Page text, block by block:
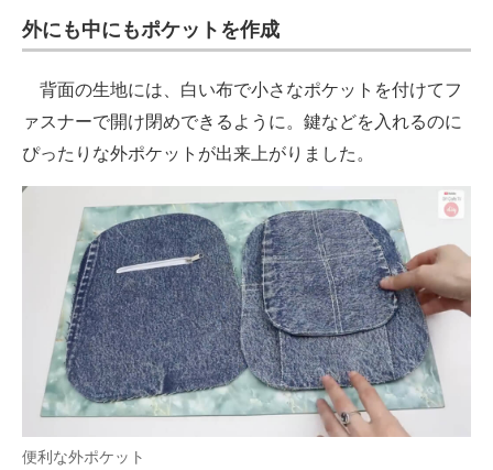
外にも中にもポケットを作成
背面の生地には、白い布で小さなポケットを付けてフ
ァスナーで開け閉めできるように。鍵などを入れるのに
ぴったりな外ポケットが出来上がりました。
便利な外ポケット